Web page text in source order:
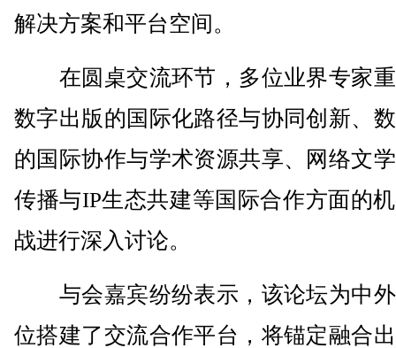
解决方案和平台空间。
在圆桌交流环节，多位业界专家
数字出版的国际化路径与协同创新、
的国际协作与学术资源共享、网络文
传播与IP生态共建等国际合作方面的
战进行深入讨论。
与会嘉宾纷纷表示，该论坛为中
位搭建了交流合作平台，将锚定融合